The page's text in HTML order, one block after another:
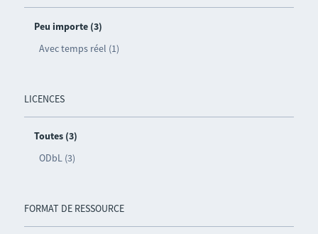
Peu importe (3)
Avec temps réel (1)
LICENCES
Toutes (3)
ODbL (3)
FORMAT DE RESSOURCE